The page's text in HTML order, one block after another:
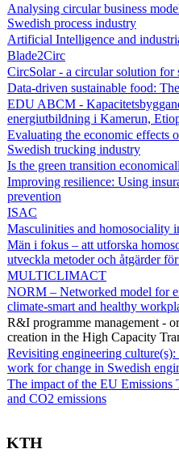
Analysing circular business
Swedish process industry
Artificial Intelligence and
Blade2Circ
CircSolar - a circular solution for
Data-driven sustainable food:
EDU ABCM -
energiutbildning i Kamerun,
Evaluating the economic effects
Swedish trucking industry
Is the green transition
Improving resilience: Using
prevention
ISAC
Masculinities and homosociality
Män i fokus – att utforska
utveckla metoder och åtgärder
MULTICLIMACT
NORM – Networked model for
climate-smart and healthy
R&I programme management -
creation in the High Capacity
Revisiting engineering
work for change in Swedish
The impact of the EU Emissions
and CO2 emissions
KTH